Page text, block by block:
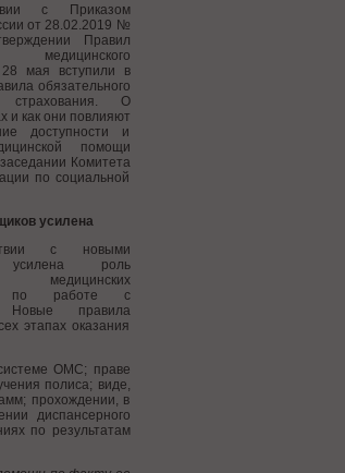
с Приказом
от 28.02.2019 №
Правил
медицинского
28 мая вступили в
обязательного
страхования. О
и как они повлияют
доступности и
помощи
Комитета
по социальной
усилена
с новыми
усилена роль
медицинских
по работе с
Новые правила
этапах оказания
ОМС; праве
полиса; виде,
прохождении, в
диспансерного
по результатам